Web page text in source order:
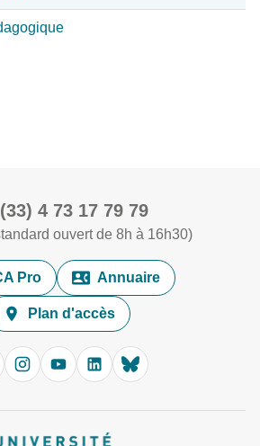
4 73 17 79 79
ouvert de 8h à 16h30)
Pro Annuaire
Plan d'accès